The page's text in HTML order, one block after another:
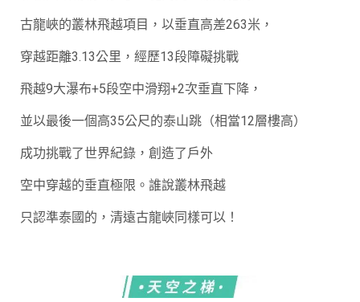
古龍峽的叢林飛越項目，以垂直高差263米，
穿越距離3.13公里，經歷13段障礙挑戰
飛越9大瀑布+5段空中滑翔+2次垂直下降，
並以最後一個高35公尺的泰山跳（相當12層樓高）
成功挑戰了世界紀錄，創造了戶外
空中穿越的垂直極限。誰說叢林飛越
只認準泰國的，清遠古龍峽同樣可以！